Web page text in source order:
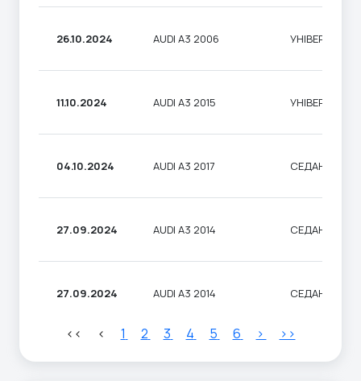
26.10.2024 AUDI A3 2006 УНІВЕРСАЛ
11.10.2024 AUDI A3 2015 УНІВЕРСАЛ
04.10.2024 AUDI A3 2017 СЕДАН
27.09.2024 AUDI A3 2014 СЕДАН
27.09.2024 AUDI A3 2014 СЕДАН
<< < 1 2 3 4 5 6 > >>